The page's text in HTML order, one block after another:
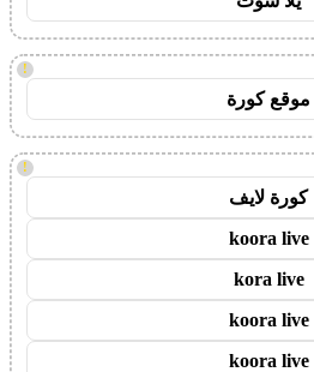
!
موقع كورة
!
كورة لايف
koora live
kora live
koora live
koora live